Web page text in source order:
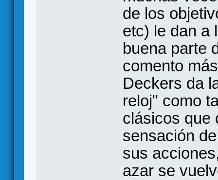
de los
etc) le dan a
buena parte
comento
Deckers da
reloj" como
clásicos que
sensación
sus
azar se